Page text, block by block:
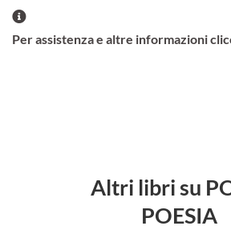
Per assistenza e altre informazioni
Altri libri su
POESIA